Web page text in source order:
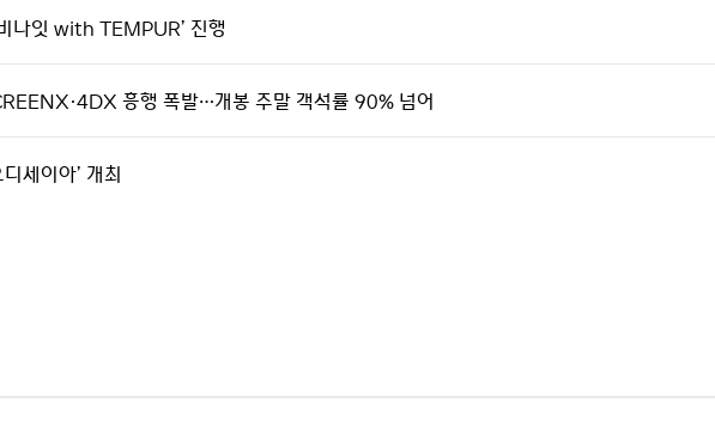
나잇 with TEMPUR’ 진행
흥행 폭발…개봉 주말 객석률 90% 넘어
세이아’ 개최